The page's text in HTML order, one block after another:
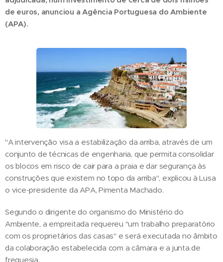
de euros, anunciou a Agência Portuguesa do Ambiente
(APA).
"A intervenção visa a estabilização da arriba, através de um
conjunto de técnicas de engenharia, que permita consolidar
os blocos em risco de cair para a praia e dar segurança às
construções que existem no topo da arriba", explicou à Lusa
o vice-presidente da APA, Pimenta Machado.
Segundo o dirigente do organismo do Ministério do
Ambiente, a empreitada requereu "um trabalho preparatório
com os proprietários das casas" e será executada no âmbito
da colaboração estabelecida com a câmara e a junta de
freguesia.